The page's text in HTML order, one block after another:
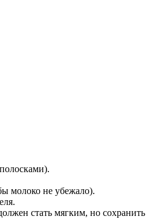
молоко не убежало).
стать мягким, но сохранить